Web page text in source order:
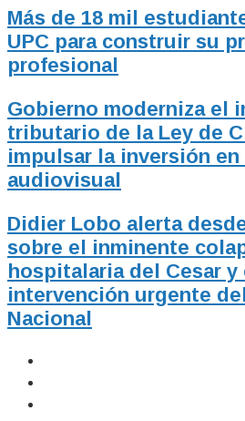
Más de 18 mil
UPC para construir su
profesional
Gobierno moderniza el
tributario de la Ley de
impulsar la inversión
audiovisual
Didier Lobo alerta
sobre el inminente
hospitalaria del Cesar y
intervención urgente
Nacional